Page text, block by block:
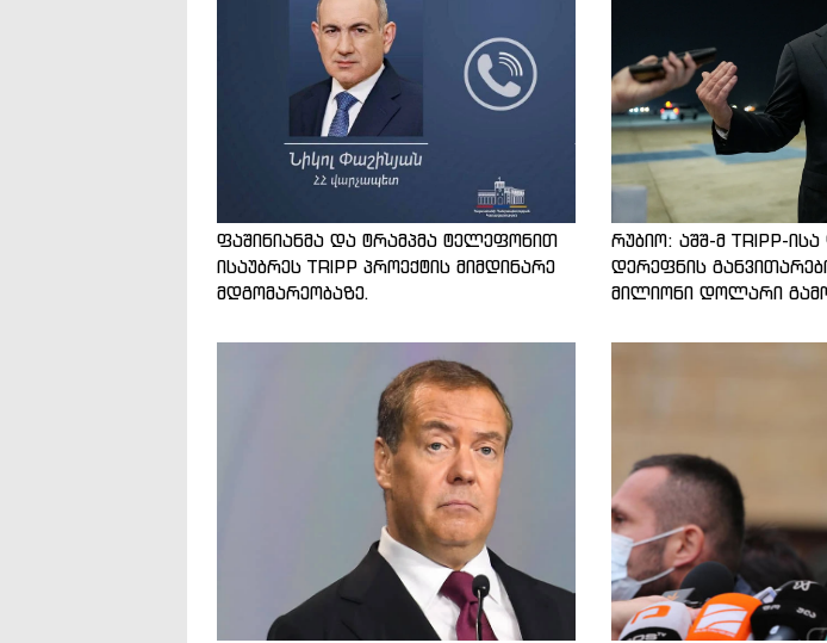
ფაშინიანმა და ტრამპმა ტელეფონით
ისაუბრეს TRIPP პროექტის მიმდინარე
მდგომარეობაზე.
რუბიო: აშშ-მ TRIPP-
დერეფნის
მილიონი დოლარი